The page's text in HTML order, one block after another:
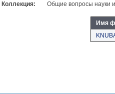
Коллекция: Общие вопросы науки
Имя